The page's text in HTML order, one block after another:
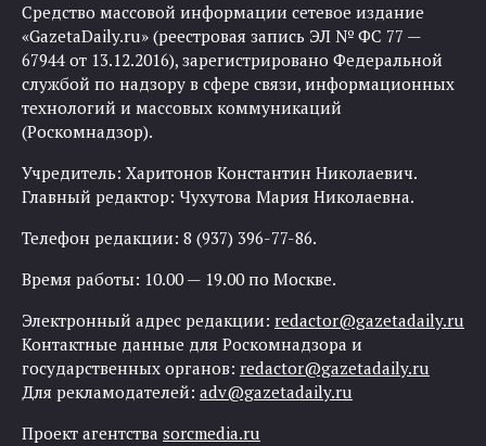
Средство массовой информации сетевое издание
«GazetaDaily.ru» (реестровая запись ЭЛ № ФС 77 —
67944 от 13.12.2016), зарегистрировано Федеральной
службой по надзору в сфере связи, информационных
технологий и массовых коммуникаций
(Роскомнадзор).
Учредитель: Харитонов Константин Николаевич.
Главный редактор: Чухутова Мария Николаевна.
Телефон редакции: 8 (937) 396-77-86.
Время работы: 10.00 — 19.00 по Москве.
Электронный адрес редакции: redactor@gazetadaily.ru
Контактные данные для Роскомнадзора и
государственных органов: redactor@gazetadaily.ru
Для рекламодателей: adv@gazetadaily.ru
Проект агентства sorcmedia.ru